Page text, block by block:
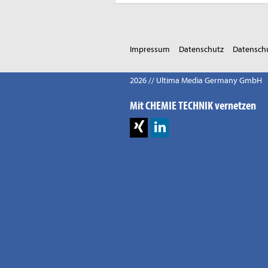
Impressum Datenschutz
2026 // Ultima Media Germany GmbH
Mit CHEMIE TECHNIK vernetzen